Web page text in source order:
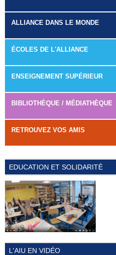
ALLIANCE DANS LE MONDE
ÉCOLES DE L'ALLIANCE
ENSEIGNEMENT SUPÉRIEUR
BIBLIOTHÈQUE / MÉDIATHÈQUE
RETROUVEZ VOS AMIS
EDUCATION ET SOLIDARITÉ
L'AIU EN VIDÉO